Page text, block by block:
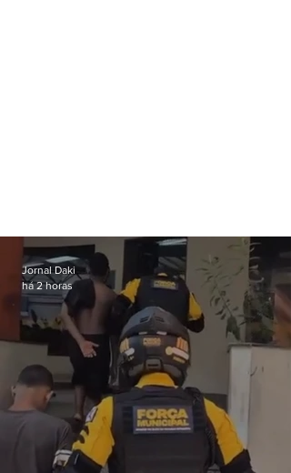
Jornal Daki
há 2 horas